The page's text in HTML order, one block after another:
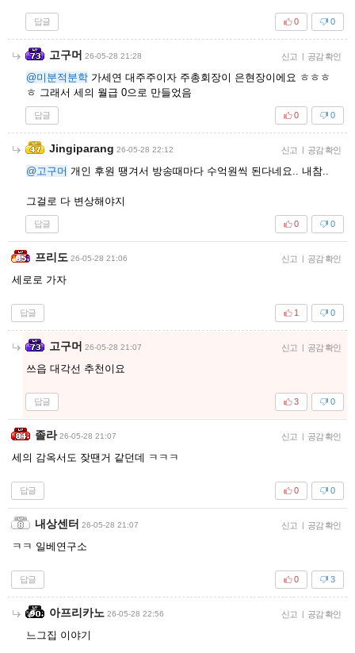
답글 0
0
고구머 26-05-28 21:28 신고 | 공감 확인
@미분적분학 가세연 대주주이자 주총회장이 은현장이에요 ㅎㅎㅎ
ㅎ 그래서 세의 월급 0으로 만들었음
답글 0
0
Jingiparang 26-05-28 22:12 신고 | 공감 확인
@고구머 개인 후원 땡겨서 방송때마다 수억원씩 된다네요.. 내참..
그걸로 다 변상해야지
답글 0
0
프리도 26-05-28 21:06 신고 | 공감 확인
세로로 가자
답글 0
1
고구머 26-05-28 21:07 신고 | 공감 확인
쓰읍 대각선 추천이요
답글 0
3
졸라 26-05-28 21:07 신고 | 공감 확인
세의 감옥서도 잦땐거 같던데 ㅋㅋㅋ
답글 0
0
내상센터 26-05-28 21:07 신고 | 공감 확인
ㅋㅋ 일베연구소
답글 3
0
아프리카노 26-05-28 22:56 신고 | 공감 확인
느그집 이야기